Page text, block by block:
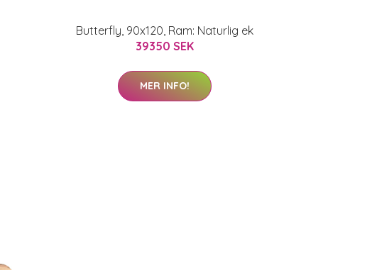
Butterfly, 90x120, Ram: Naturlig ek
39350 SEK
MER INFO!